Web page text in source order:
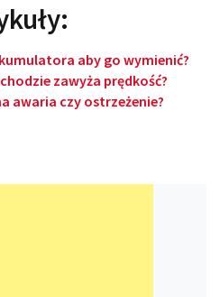
aby go wymienić?
zawyża prędkość?
awaria czy ostrzeżenie?